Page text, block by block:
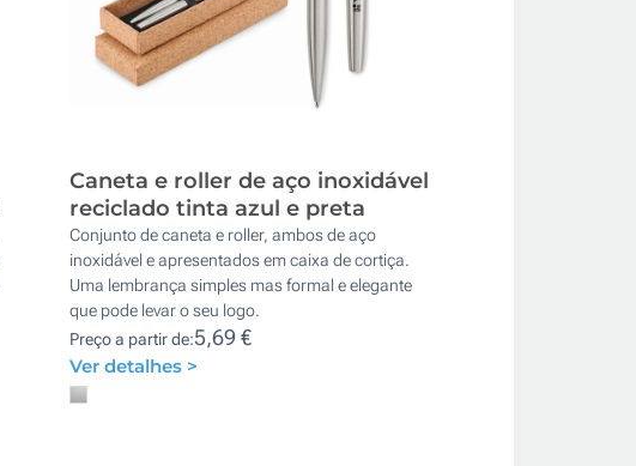
Caneta e roller de aço inoxidável
reciclado tinta azul e preta
Conjunto de caneta e roller, ambos de aço
inoxidável e apresentados em caixa de cortiça.
Uma lembrança simples mas formal e elegante
que pode levar o seu logo.
Preço a partir de:5,69 €
Ver detalhes >